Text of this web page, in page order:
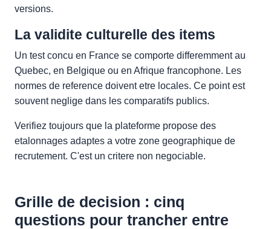
versions.
La validite culturelle des items
Un test concu en France se comporte differemment au
Quebec, en Belgique ou en Afrique francophone. Les
normes de reference doivent etre locales. Ce point est
souvent neglige dans les comparatifs publics.
Verifiez toujours que la plateforme propose des
etalonnages adaptes a votre zone geographique de
recrutement. C'est un critere non negociable.
Grille de decision : cinq
questions pour trancher entre